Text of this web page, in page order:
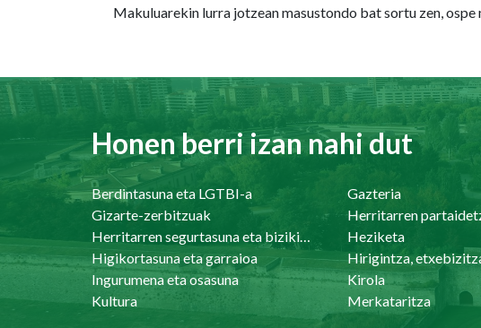
Makuluarekin lurra jotzean masustondo bat sortu zen, ospe
Honen berri izan nahi dut
Berdintasuna eta LGTBI-a
Gazteria
Gizarte-zerbitzuak
Herritarren
Heziketa
Higikortasuna eta garraioa
Ingurumena eta osasuna
Kirola
Kultura
Merkataritza